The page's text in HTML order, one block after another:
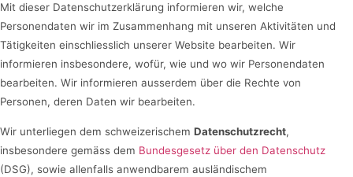
Mit dieser Datenschutzerklärung informieren wir, welche
Personendaten wir im Zusammenhang mit unseren Aktivitäten und
Tätigkeiten einschliesslich unserer Website bearbeiten. Wir
informieren insbesondere, wofür, wie und wo wir Personendaten
bearbeiten. Wir informieren ausserdem über die Rechte von
Personen, deren Daten wir bearbeiten.
Wir unterliegen dem schweizerischem Datenschutzrecht,
insbesondere gemäss dem Bundesgesetz über den Datenschutz
(DSG), sowie allenfalls anwendbarem ausländischem